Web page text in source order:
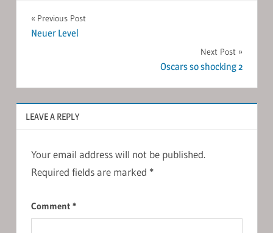
Post
Previous Post
Neuer Level
Next Post
Oscars so shocking 2
LEAVE A REPLY
Your email address will not be published.
Required fields are marked *
Comment *